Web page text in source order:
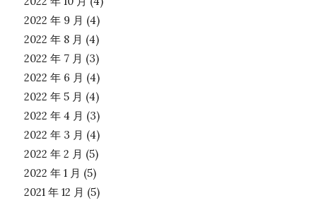
2022 年 9 月 (4)
2022 年 8 月 (4)
2022 年 7 月 (3)
2022 年 6 月 (4)
2022 年 5 月 (4)
2022 年 4 月 (3)
2022 年 3 月 (4)
2022 年 2 月 (5)
2022 年 1 月 (5)
2021 年 12 月 (5)